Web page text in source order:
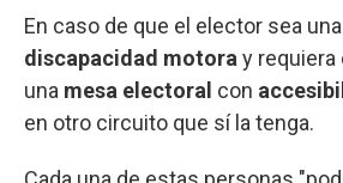
En caso de que el elector sea
discapacidad motoray requiera
una mesa electoral con
en otro circuito que sí la tenga.